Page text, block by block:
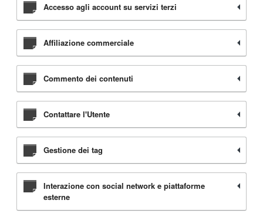
Accesso agli account su servizi terzi
Affiliazione commerciale
Commento dei contenuti
Contattare l'Utente
Gestione dei tag
Interazione con social network e piattaforme
esterne